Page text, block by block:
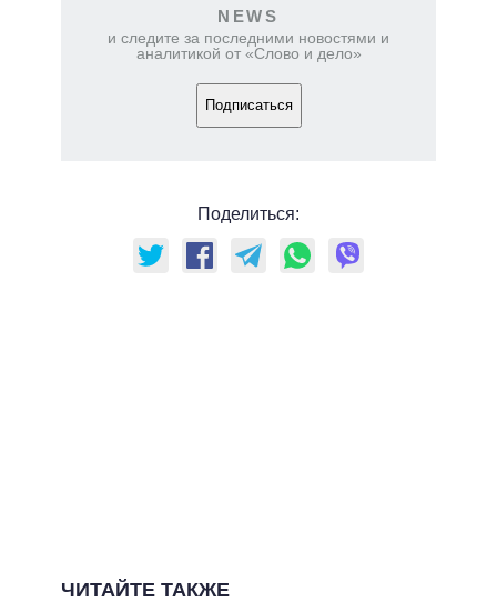
NEWS
и следите за последними новостями и
аналитикой от «Слово и дело»
Подписаться
Поделиться:
ЧИТАЙТЕ ТАКЖЕ